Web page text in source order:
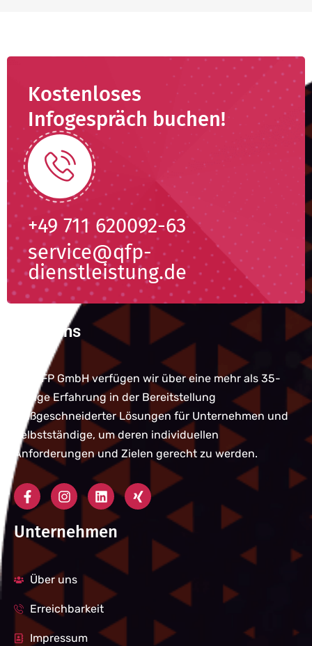
Kostenloses
Infogespräch buchen!
+49 711 620092-63
service@qfp-
dienstleistung.de
Über uns
Bei QFP GmbH verfügen wir über eine mehr als 35-
jährige Erfahrung in der Bereitstellung
maßgeschneiderter Lösungen für Unternehmen und
Selbstständige, um deren individuellen
Anforderungen und Zielen gerecht zu werden.
Unternehmen
Über uns
Erreichbarkeit
Impressum